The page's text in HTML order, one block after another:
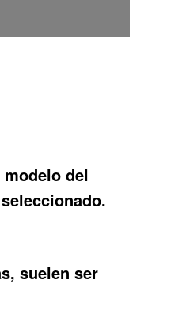
del
suelen ser